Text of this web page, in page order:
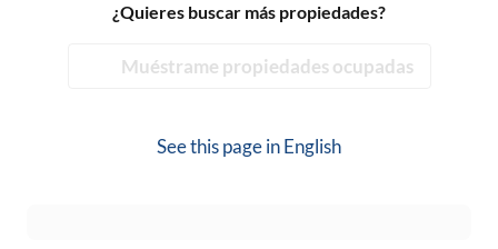
¿Quieres buscar más propiedades?
Muéstrame propiedades ocupadas
See this page inEnglish